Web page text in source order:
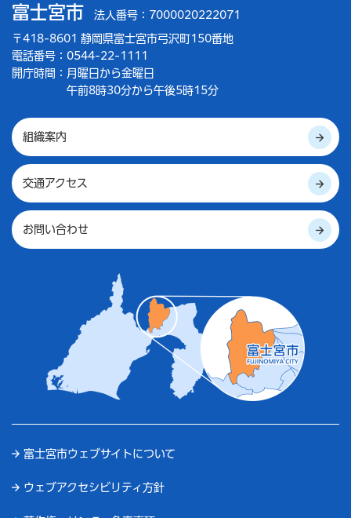
富士宮市 法人番号：7000020222071
〒418-8601 静岡県富士宮市弓沢町150番地
電話番号：0544-22-1111
開庁時間： 月曜日から金曜日
午前8時30分から午後5時15分
組織案内
交通アクセス
お問い合わせ
富士宮市ウェブサイトについて
ウェブアクセシビリティ方針